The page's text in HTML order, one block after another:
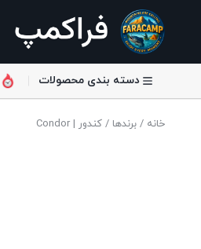
دسته بندی محصولات
خانه /برندها / کندور | Condor